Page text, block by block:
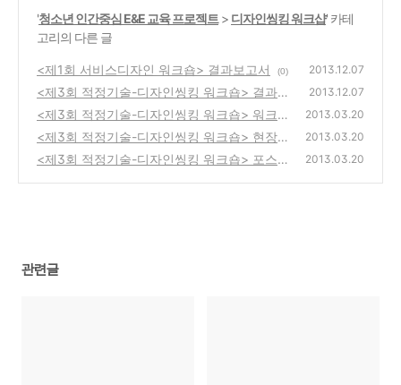
'청소년 인간중심 E&E 교육 프로젝트 > 디자인씽킹 워크샵' 카테
고리의 다른 글
<제1회 서비스디자인 워크숍> 결과보고서 (0) 2013.12.07
<제3회 적정기술-디자인씽킹 워크숍> 결과보
고서
(0)
2013.12.07
<제3회 적정기술-디자인씽킹 워크숍> 워크북
(0)
2013.03.20
<제3회 적정기술-디자인씽킹 워크숍> 현장
스케치 사진
(0)
2013.03.20
<제3회 적정기술-디자인씽킹 워크숍> 포스터 2013.03.20
관련글